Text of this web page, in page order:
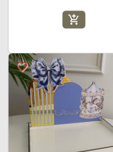
add_shopping_cart
favorite_border